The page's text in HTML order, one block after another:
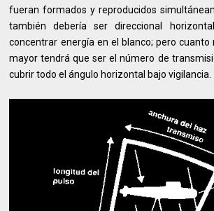
fueran formados y reproducidos
también debería ser direccional
concentrar energía en el blanco; pero cuanto
mayor tendrá que ser el número de
cubrir todo el ángulo horizontal bajo vigilancia.